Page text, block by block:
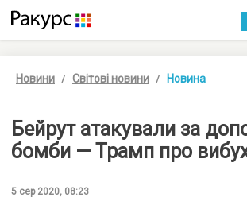
Новини Світові новини Новина
Бейрут атакували за
бомби — Трамп про вибух
5 сер 2020, 08:23